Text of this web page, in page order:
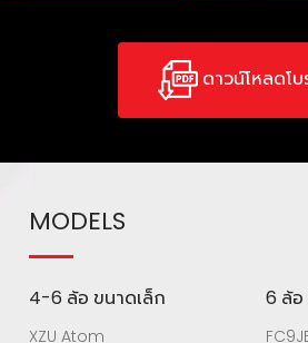
ดาวน์โหลดโบ
MODELS
4-6 ล้อ ขนาดเล็ก
XZU Atom
6 ล้